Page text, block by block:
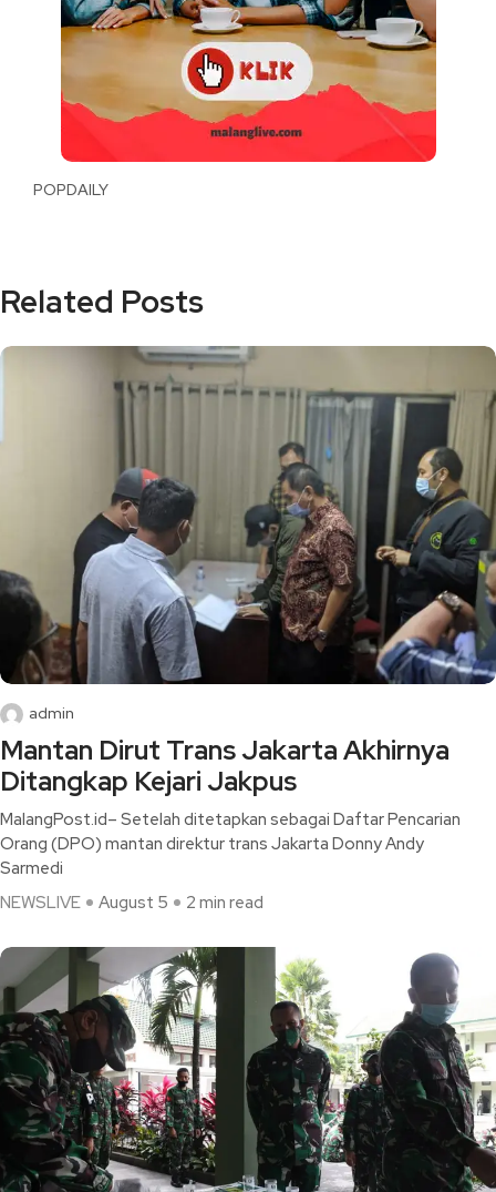
POPDAILY
Related Posts
admin
Mantan Dirut Trans Jakarta Akhirnya
Ditangkap Kejari Jakpus
MalangPost.id– Setelah ditetapkan sebagai Daftar Pencarian
Orang (DPO) mantan direktur trans Jakarta Donny Andy
Sarmedi
NEWSLIVE
August 5 2 min read